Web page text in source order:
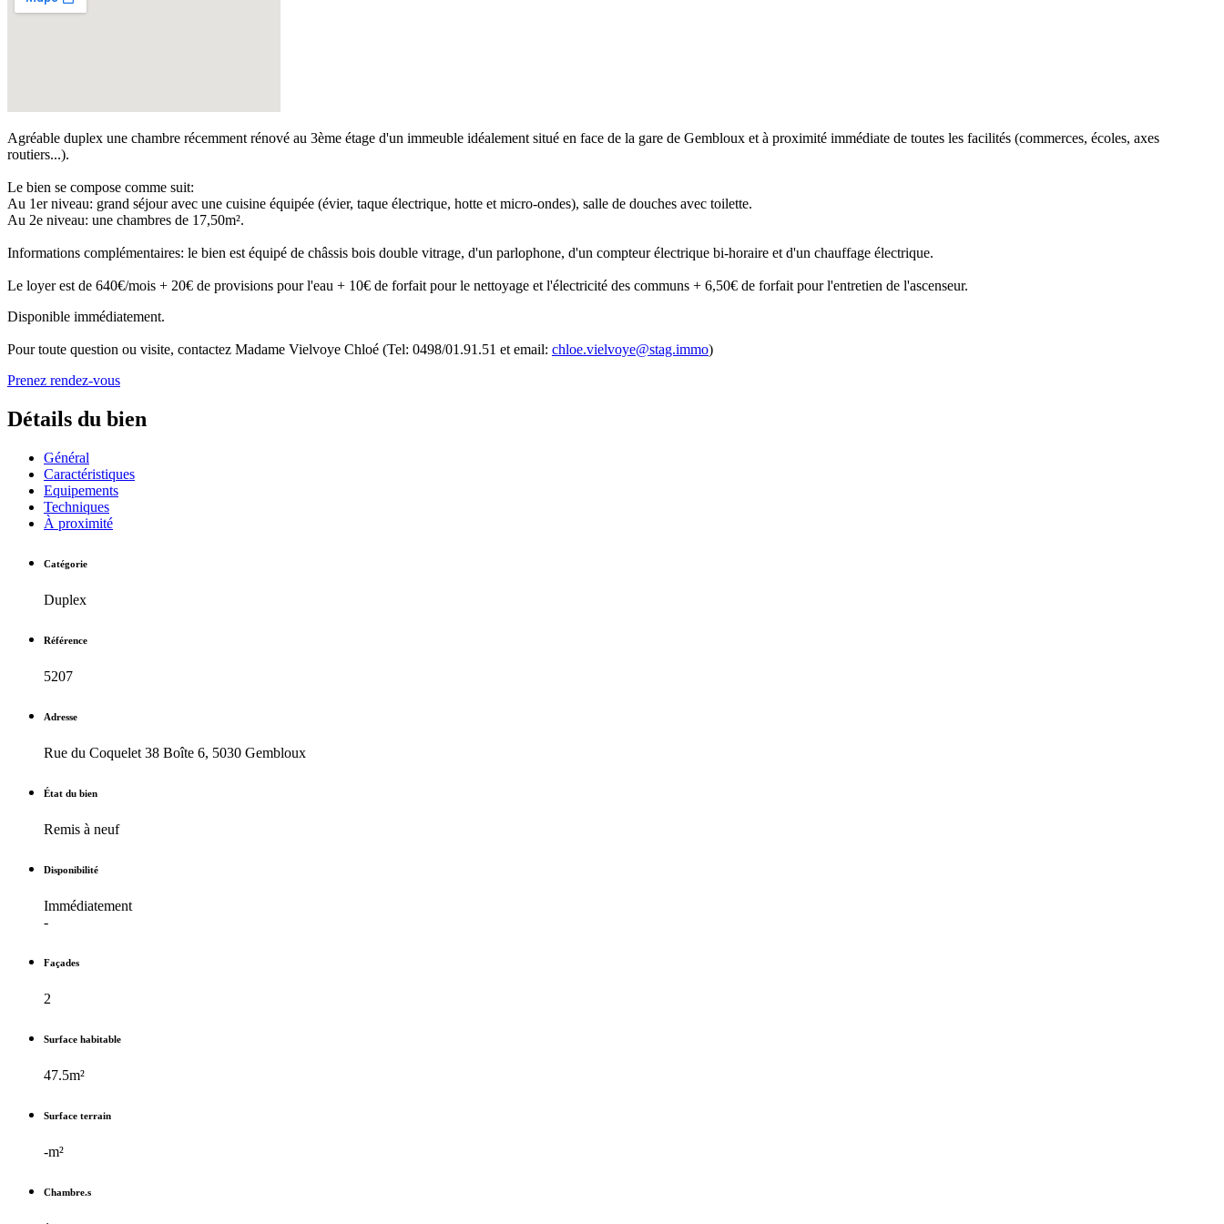
Agréable duplex une chambre récemment rénové au 3ème étage d'un immeuble idéalement situé en face de la gare de Gembloux et à proximité immédiate de toutes les facilités (commerces, écoles, axes
routiers...).
Le bien se compose comme suit:
Au 1er niveau: grand séjour avec une cuisine équipée (évier, taque électrique, hotte et micro-ondes), salle de douches avec toilette.
Au 2e niveau: une chambres de 17,50m².
Informations complémentaires: le bien est équipé de châssis bois double vitrage, d'un parlophone, d'un compteur électrique bi-horaire et d'un chauffage électrique.
Le loyer est de 640€/mois + 20€ de provisions pour l'eau + 10€ de forfait pour le nettoyage et l'électricité des communs + 6,50€ de forfait pour l'entretien de l'ascenseur.
Disponible immédiatement.
Pour toute question ou visite, contactez Madame Vielvoye Chloé (Tel: 0498/01.91.51 et email: chloe.vielvoye@stag.immo)
Prenez rendez-vous
Détails du bien
Général
Caractéristiques
Equipements
Techniques
À proximité
Catégorie
Duplex
Référence
5207
Adresse
Rue du Coquelet 38 Boîte 6, 5030 Gembloux
État du bien
Remis à neuf
Disponibilité
Immédiatement
-
Façades
2
Surface habitable
47.5m²
Surface terrain
-m²
Chambre.s